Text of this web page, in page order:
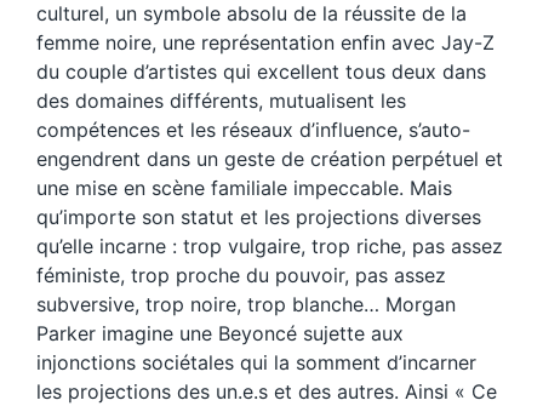
culturel, un symbole absolu de la réussite de la
femme noire, une représentation enfin avec Jay-Z
du couple d’artistes qui excellent tous deux dans
des domaines différents, mutualisent les
compétences et les réseaux d’influence, s’auto-
engendrent dans un geste de création perpétuel et
une mise en scène familiale impeccable. Mais
qu’importe son statut et les projections diverses
qu’elle incarne : trop vulgaire, trop riche, pas assez
féministe, trop proche du pouvoir, pas assez
subversive, trop noire, trop blanche… Morgan
Parker imagine une Beyoncé sujette aux
injonctions sociétales qui la somment d’incarner
les projections des un.e.s et des autres. Ainsi « Ce